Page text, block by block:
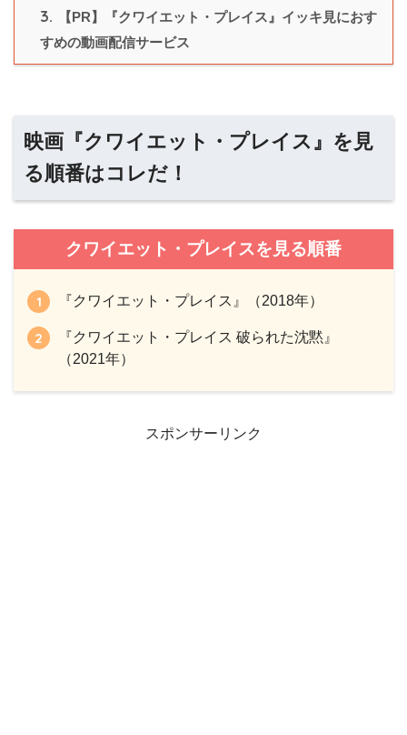
3.
【PR】『クワイエット・プレイス』イッキ見におす
すめの動画配信サービス
映画『クワイエット・プレイス』を見
る順番はコレだ！
クワイエット・プレイスを見る順番
『クワイエット・プレイス』（2018年）
『クワイエット・プレイス 破られた沈黙』
（2021年）
スポンサーリンク